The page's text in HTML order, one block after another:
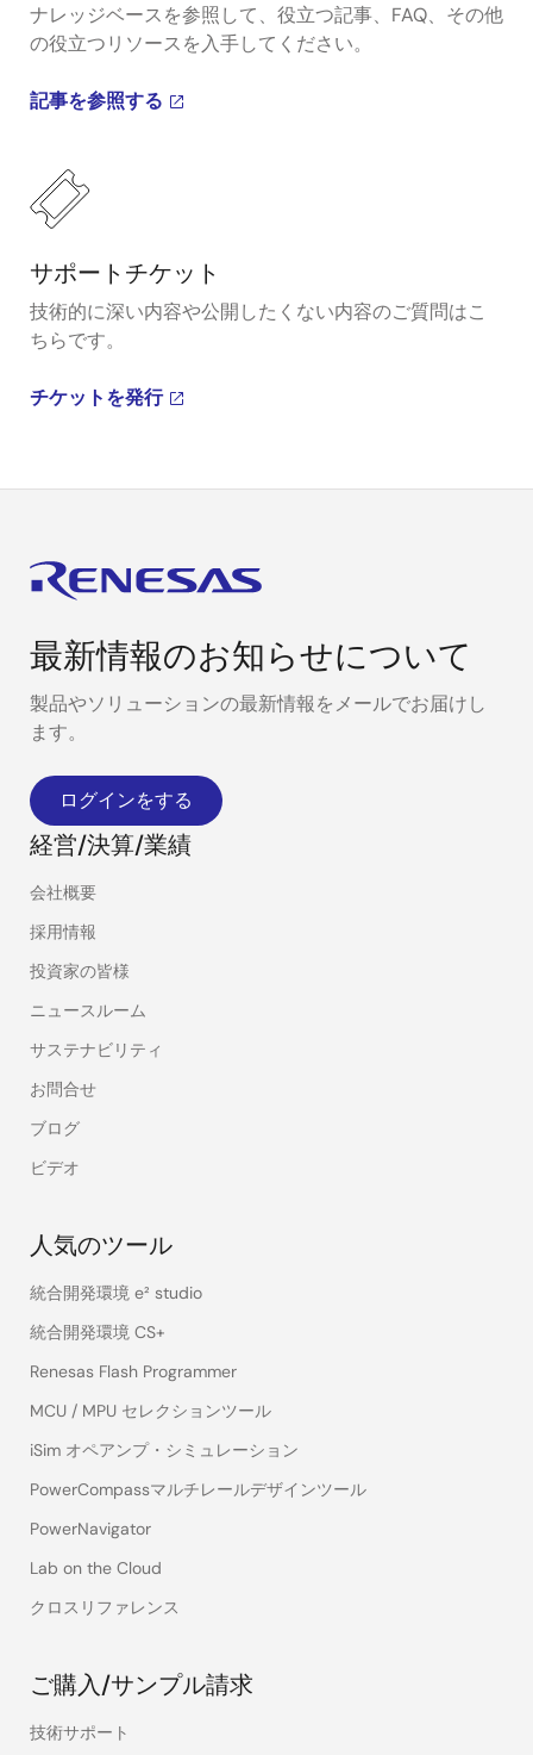
ナレッジベースを参照して、役立つ記事、FAQ、その他
の役立つリソースを入手してください。
記事を参照する
サポートチケット
技術的に深い内容や公開したくない内容のご質問はこ
ちらです。
チケットを発行
最新情報のお知らせについて
製品やソリューションの最新情報をメールでお届けし
ます。
ログインをする
経営/決算/業績
会社概要
採用情報
投資家の皆様
ニュースルーム
サステナビリティ
お問合せ
ブログ
ビデオ
人気のツール
統合開発環境 e² studio
統合開発環境 CS+
Renesas Flash Programmer
MCU / MPU セレクションツール
iSim オペアンプ・シミュレーション
PowerCompassマルチレールデザインツール
PowerNavigator
Lab on the Cloud
クロスリファレンス
ご購入/サンプル請求
技術サポート